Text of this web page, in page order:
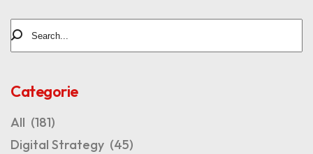
Categorie
All (181)
Digital Strategy (45)